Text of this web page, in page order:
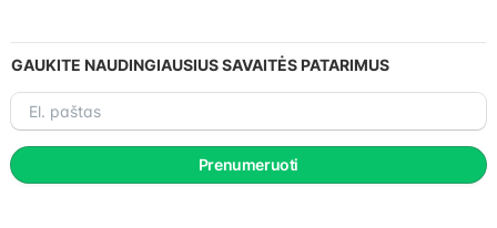
GAUKITE NAUDINGIAUSIUS SAVAITĖS PATARIMUS
El.
paštas
Prenumeruoti